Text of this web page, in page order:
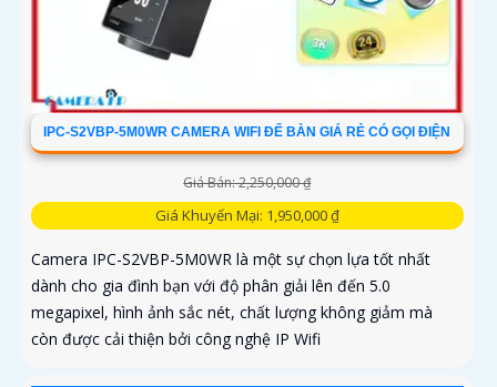
IPC-S2VBP-5M0WR CAMERA WIFI ĐỂ BÀN GIÁ RẺ CÓ GỌI ĐIỆN
Giá Bán: 2,250,000 ₫
Giá Khuyến Mại: 1,950,000 ₫
Camera IPC-S2VBP-5M0WR là một sự chọn lựa tốt nhất
dành cho gia đình bạn với độ phân giải lên đến 5.0
megapixel, hình ảnh sắc nét, chất lượng không giảm mà
còn được cải thiện bởi công nghệ IP Wifi